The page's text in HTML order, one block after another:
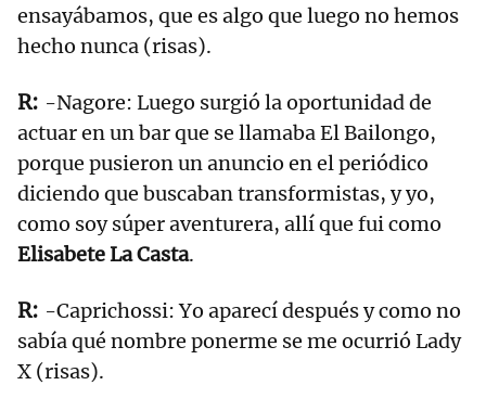
ensayábamos, que es algo que luego no hemos
hecho nunca (risas).
-Nagore: Luego surgió la oportunidad de
actuar en un bar que se llamaba El Bailongo,
porque pusieron un anuncio en el periódico
diciendo que buscaban transformistas, y yo,
como soy súper aventurera, allí que fui como
Elisabete La Casta.
-Caprichossi: Yo aparecí después y como no
sabía qué nombre ponerme se me ocurrió Lady
X (risas).